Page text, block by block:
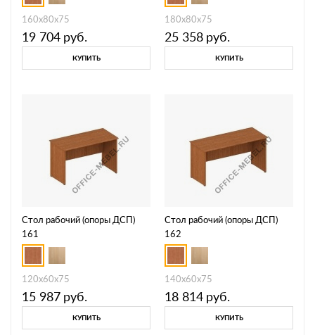
160x80x75
19 704 руб.
КУПИТЬ
180x80x75
25 358 руб.
КУПИТЬ
Стол рабочий (опоры ДСП)
161
120x60x75
15 987 руб.
КУПИТЬ
Стол рабочий (опоры ДСП)
162
140x60x75
18 814 руб.
КУПИТЬ